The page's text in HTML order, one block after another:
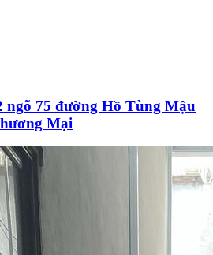
ngõ 75 đường Hồ Tùng Mậu
Mại